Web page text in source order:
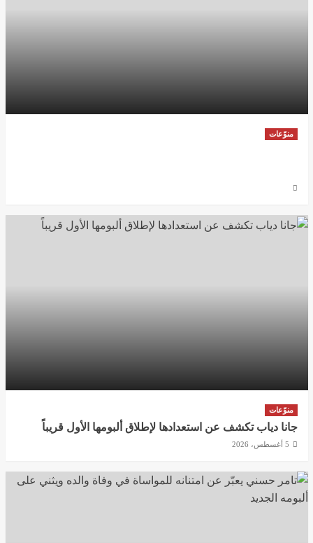
منوّعات
منوّعات
جانا دياب تكشف عن استعدادها لإطلاق ألبومها الأول قريباً
5 أغسطس، 2026